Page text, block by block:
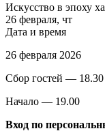
Искусство в эпоху
26 февраля, чт
Дата и время
26 февраля 2026
Сбор гостей — 18.30
Начало — 19.00
Вход по